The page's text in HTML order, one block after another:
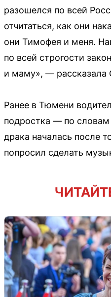
разошелся по всей
отчитаться, как они
они Тимофея и меня.
по всей строгости
и маму», — рассказала
Ранее в Тюмени
подростка — по словам
драка началась после
попросил сделать